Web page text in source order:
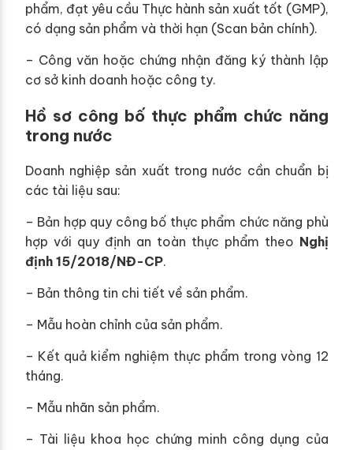
phẩm, đạt yêu cầu Thực hành sản xuất tốt (GMP),
có dạng sản phẩm và thời hạn (Scan bản chính).
– Công văn hoặc chứng nhận đăng ký thành lập
cơ sở kinh doanh hoặc công ty.
Hồ sơ công bố thực phẩm chức năng
trong nước
Doanh nghiệp sản xuất trong nước cần chuẩn bị
các tài liệu sau:
– Bản hợp quy công bố thực phẩm chức năng phù
hợp với quy định an toàn thực phẩm theo Nghị
định 15/2018/NĐ-CP.
– Bản thông tin chi tiết về sản phẩm.
– Mẫu hoàn chỉnh của sản phẩm.
– Kết quả kiểm nghiệm thực phẩm trong vòng 12
tháng.
– Mẫu nhãn sản phẩm.
– Tài liệu khoa học chứng minh công dụng của